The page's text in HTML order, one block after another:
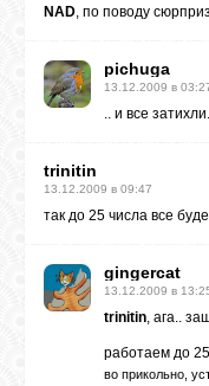
NAD, по поводу
pichuga
13.12.2009 в
.. и все
trinitin
13.12.2009 в 09:47
так до 25 числа все
gingercat
13.12.2009 в
trinitin, ага..
работаем до
во прикольно,